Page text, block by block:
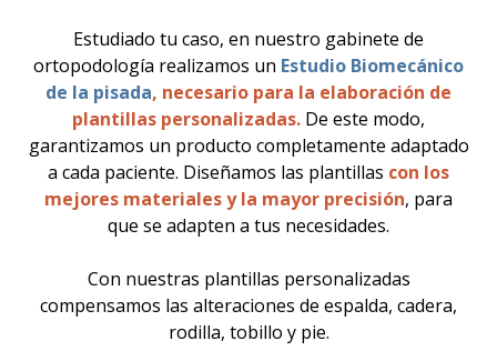
Estudiado tu caso, en nuestro gabinete de
ortopodología realizamos un Estudio Biomecánico
de la pisada, necesario para la elaboración de
plantillas personalizadas. De este modo,
garantizamos un producto completamente adaptado
a cada paciente. Diseñamos las plantillas con los
mejores materiales y la mayor precisión, para
que se adapten a tus necesidades.
Con nuestras plantillas personalizadas
compensamos las alteraciones de espalda, cadera,
rodilla, tobillo y pie.